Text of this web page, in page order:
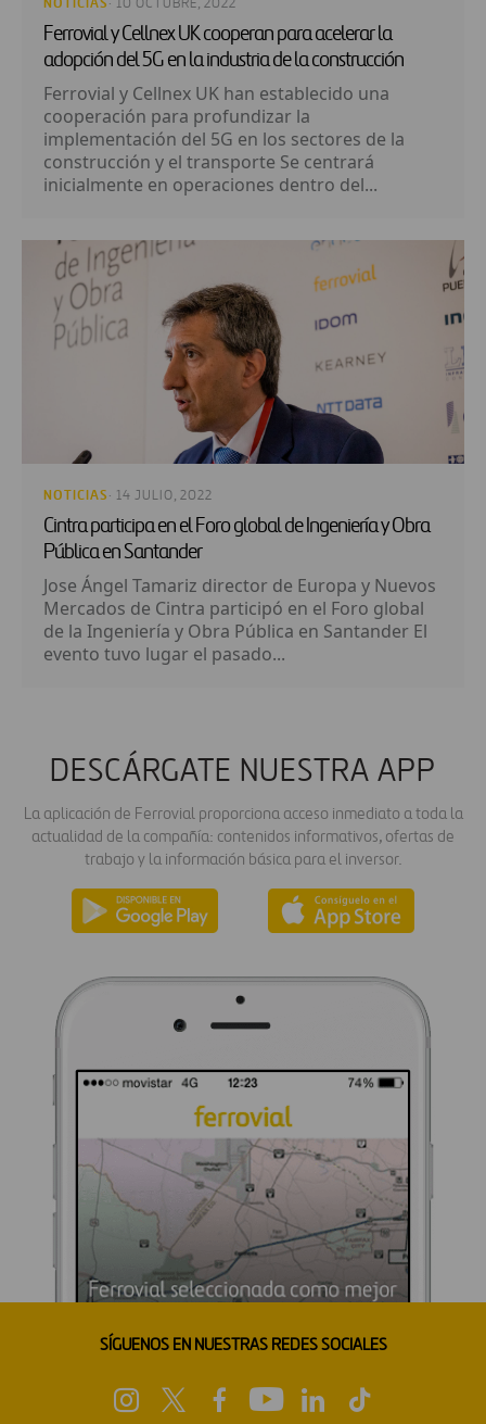
NOTICIAS · 10 OCTUBRE, 2022
Ferrovial y Cellnex UK cooperan para acelerar la
adopción del 5G en la industria de la construcción
Ferrovial y Cellnex UK han establecido una
cooperación para profundizar la
implementación del 5G en los sectores de la
construcción y el transporte Se centrará
inicialmente en operaciones dentro del...
NOTICIAS · 14 JULIO, 2022
Cintra participa en el Foro global de Ingeniería y Obra
Pública en Santander
Jose Ángel Tamariz director de Europa y Nuevos
Mercados de Cintra participó en el Foro global
de la Ingeniería y Obra Pública en Santander El
evento tuvo lugar el pasado...
DESCÁRGATE NUESTRA APP
La aplicación de Ferrovial proporciona acceso inmediato a toda la
actualidad de la compañía: contenidos informativos, ofertas de
trabajo y la información básica para el inversor.
SÍGUENOS EN NUESTRAS REDES SOCIALES